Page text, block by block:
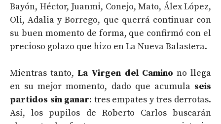
Bayón, Héctor, Juanmi, Conejo, Mato, Álex López,
Oli, Adalia y Borrego, que querrá continuar con
su buen momento de forma, que confirmó con el
precioso golazo que hizo en La Nueva Balastera.
Mientras tanto, La Virgen del Camino no llega
en su mejor momento, dado que acumula seis
partidos sin ganar: tres empates y tres derrotas.
Así, los pupilos de Roberto Carlos buscarán